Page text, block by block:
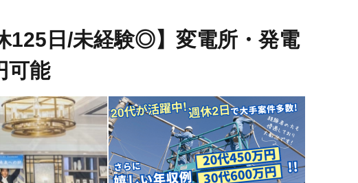
125日/未経験◎】変電所・発電
可能